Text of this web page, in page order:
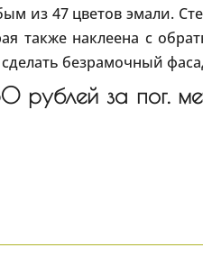
из 47 цветов эмали.
также наклеена с
безрамочный
рублей за пог.